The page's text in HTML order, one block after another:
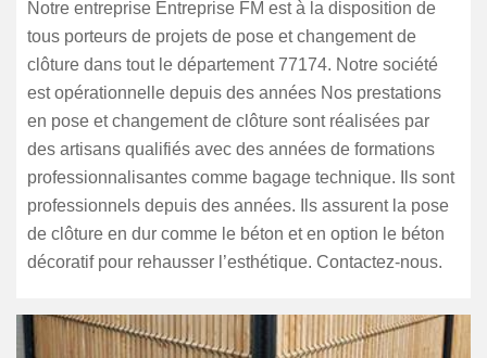
Notre entreprise Entreprise FM est à la disposition de
tous porteurs de projets de pose et changement de
clôture dans tout le département 77174. Notre société
est opérationnelle depuis des années Nos prestations
en pose et changement de clôture sont réalisées par
des artisans qualifiés avec des années de formations
professionnalisantes comme bagage technique. Ils sont
professionnels depuis des années. Ils assurent la pose
de clôture en dur comme le béton et en option le béton
décoratif pour rehausser l’esthétique. Contactez-nous.